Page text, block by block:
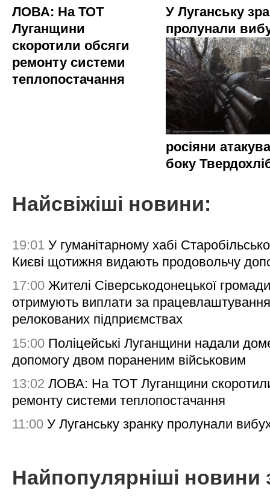
ЛОВА: На ТОТ
Луганщини
скоротили обсяги
ремонту системи
теплопостачання
У Луганську
пролунали
росіяни
боку
Найсвіжіші новини:
19:01 У гуманітарному хабі
Києві щотижня видають продовольчу
17:00 Жителі Сіверськодонецької
отримують виплати за
релокованих підприємствах
15:00 Поліцейські Луганщини надали
допомогу двом пораненим військовим
13:02 ЛОВА: На ТОТ Луганщини
ремонту системи теплопостачання
11:00 У Луганську зранку пролунали
Найпопулярніші новини